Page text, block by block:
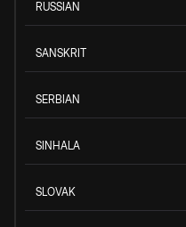
RUSSIAN
SANSKRIT
SERBIAN
SINHALA
SLOVAK